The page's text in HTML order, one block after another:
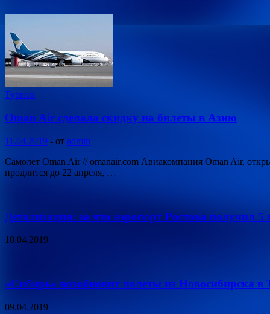
Туризм
Oman Air сделала скидку на билеты в Азию
11.04.2019 - от admin
Самолет Oman Air // omanair.com Авиакомпания Oman Air,
продлится до 22 апреля, …
Детализация: за что аэропорт Ростова получил 5
10.04.2019
«Сибирь» возобновит полеты из Новосибирска в
09.04.2019